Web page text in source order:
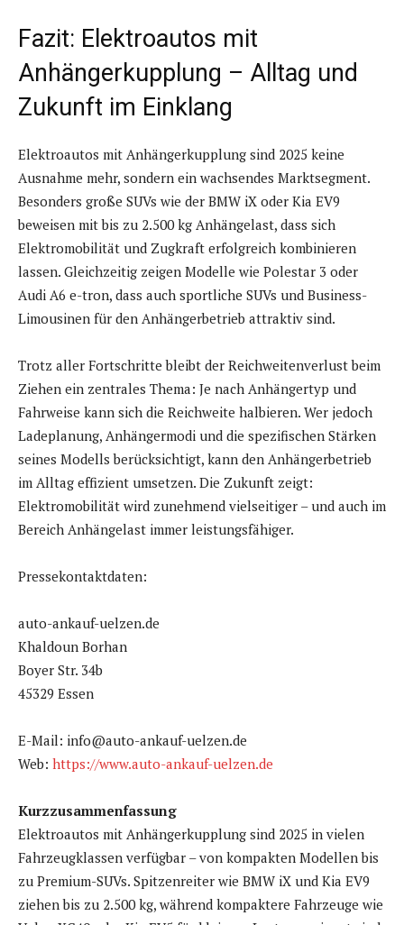
Fazit: Elektroautos mit
Anhängerkupplung – Alltag und
Zukunft im Einklang
Elektroautos mit Anhängerkupplung sind 2025 keine
Ausnahme mehr, sondern ein wachsendes Marktsegment.
Besonders große SUVs wie der BMW iX oder Kia EV9
beweisen mit bis zu 2.500 kg Anhängelast, dass sich
Elektromobilität und Zugkraft erfolgreich kombinieren
lassen. Gleichzeitig zeigen Modelle wie Polestar 3 oder
Audi A6 e-tron, dass auch sportliche SUVs und Business-
Limousinen für den Anhängerbetrieb attraktiv sind.
Trotz aller Fortschritte bleibt der Reichweitenverlust beim
Ziehen ein zentrales Thema: Je nach Anhängertyp und
Fahrweise kann sich die Reichweite halbieren. Wer jedoch
Ladeplanung, Anhängermodi und die spezifischen Stärken
seines Modells berücksichtigt, kann den Anhängerbetrieb
im Alltag effizient umsetzen. Die Zukunft zeigt:
Elektromobilität wird zunehmend vielseitiger – und auch im
Bereich Anhängelast immer leistungsfähiger.
Pressekontaktdaten:
auto-ankauf-uelzen.de
Khaldoun Borhan
Boyer Str. 34b
45329 Essen
E-Mail: info@auto-ankauf-uelzen.de
Web: https://www.auto-ankauf-uelzen.de
Kurzzusammenfassung
Elektroautos mit Anhängerkupplung sind 2025 in vielen
Fahrzeugklassen verfügbar – von kompakten Modellen bis
zu Premium-SUVs. Spitzenreiter wie BMW iX und Kia EV9
ziehen bis zu 2.500 kg, während kompaktere Fahrzeuge wie